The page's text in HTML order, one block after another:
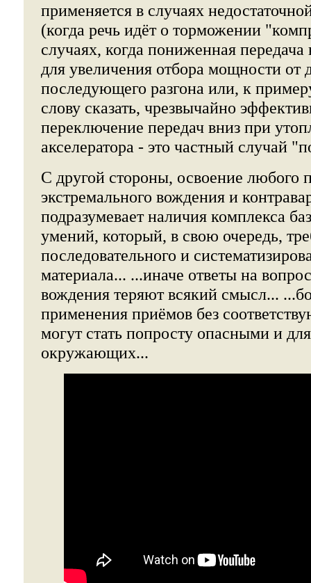
применяется в случаях
(когда речь идёт о торможении
случаях, когда пониженная передача
для увеличения отбора мощности от
последующего разгона или, к
слову сказать, чрезвычайно
переключение передач вниз при
акселератора - это частный случай
С другой стороны, освоение любого
экстремального вождения и
подразумевает наличия комплекса
умений, который, в свою очередь,
последовательного и
материала... ...иначе ответы на
вождения теряют всякий смысл...
применения приёмов без
могут стать попросту опасными и
окружающих...